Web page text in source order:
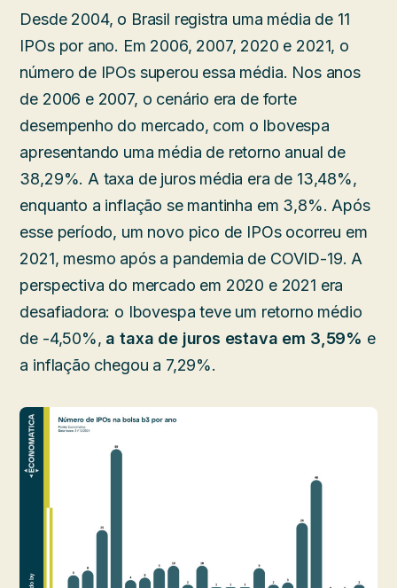
Desde 2004, o Brasil registra uma média de 11
IPOs por ano. Em 2006, 2007, 2020 e 2021, o
número de IPOs superou essa média. Nos anos
de 2006 e 2007, o cenário era de forte
desempenho do mercado, com o Ibovespa
apresentando uma média de retorno anual de
38,29%. A taxa de juros média era de 13,48%,
enquanto a inflação se mantinha em 3,8%. Após
esse período, um novo pico de IPOs ocorreu em
2021, mesmo após a pandemia de COVID-19. A
perspectiva do mercado em 2020 e 2021 era
desafiadora: o Ibovespa teve um retorno médio
de -4,50%, a taxa de juros estava em 3,59% e
a inflação chegou a 7,29%.